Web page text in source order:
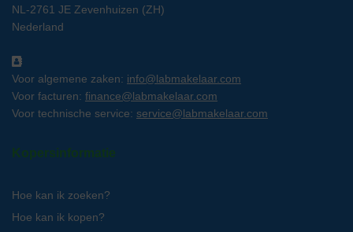
NL-2761 JE Zevenhuizen (ZH)
Nederland
Voor algemene zaken: info@labmakelaar.com
Voor facturen: finance@labmakelaar.com
Voor technische service: service@labmakelaar.com
Kopersinformatie
Hoe kan ik zoeken?
Hoe kan ik kopen?